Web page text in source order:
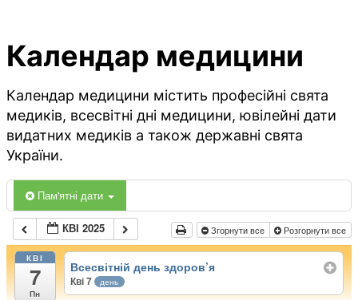
Календар медицини
Календар медицини містить професійні свята
медиків, всесвітні дні медицини, ювілейні дати
видатних медиків а також державні свята
України.
Пам'ятні дати
КВІ 2025 Згорнути все Розгорнути все
КВІ
7
Пн
Всесвітній день здоров’я
Кві 7 день